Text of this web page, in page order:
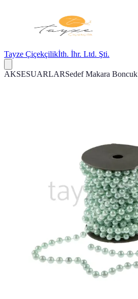
Tayze Çiçekçilikİth. İhr. Ltd. Şti.
AKSESUARLARSedef Makara Boncuk